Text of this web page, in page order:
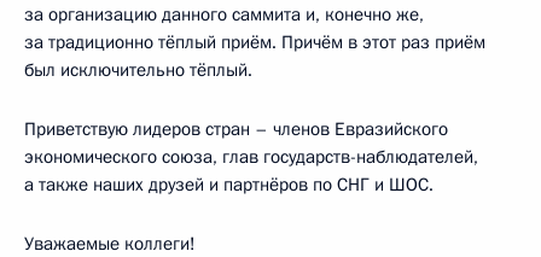
за организацию данного саммита и, конечно же,
за традиционно тёплый приём. Причём в этот раз приём
был исключительно тёплый.
Приветствую лидеров стран – членов Евразийского
экономического союза, глав государств-наблюдателей,
а также наших друзей и партнёров по СНГ и ШОС.
Уважаемые коллеги!